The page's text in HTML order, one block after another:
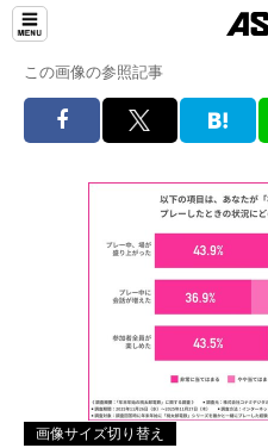
この画像の参照記事
画像サイズ切り替え